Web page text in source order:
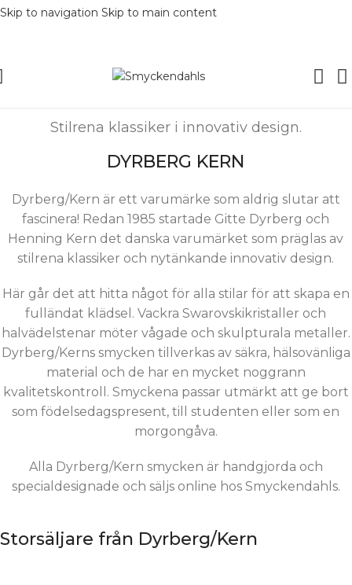
Skip to navigation Skip to main content
Stilrena klassiker i innovativ design.
DYRBERG KERN
Dyrberg/Kern är ett varumärke som aldrig slutar att
fascinera! Redan 1985 startade Gitte Dyrberg och
Henning Kern det danska varumärket som präglas av
stilrena klassiker och nytänkande innovativ design.
Här går det att hitta något för alla stilar för att skapa en
fulländat klädsel. Vackra Swarovskikristaller och
halvädelstenar möter vågade och skulpturala metaller.
Dyrberg/Kerns smycken tillverkas av säkra, hälsovänliga
material och de har en mycket noggrann
kvalitetskontroll. Smyckena passar utmärkt att ge bort
som födelsedagspresent, till studenten eller som en
morgongåva.
Alla Dyrberg/Kern smycken är handgjorda och
specialdesignade och säljs online hos Smyckendahls.
Storsäljare från Dyrberg/Kern